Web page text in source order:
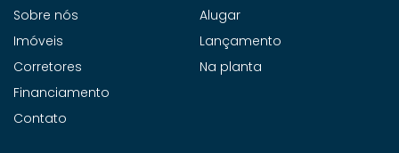
Sobre nós
Imóveis
Corretores
Financiamento
Contato
Alugar
Lançamento
Na planta